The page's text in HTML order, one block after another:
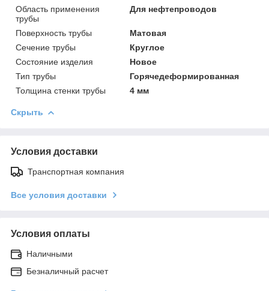
Область применения
трубы
Для нефтепроводов
Поверхность трубы
Матовая
Сечение трубы
Круглое
Состояние изделия
Новое
Тип трубы
Горячедеформированная
Толщина стенки трубы
4 мм
Скрыть
Условия доставки
Транспортная компания
Все условия доставки
Условия оплаты
Наличными
Безналичный расчет